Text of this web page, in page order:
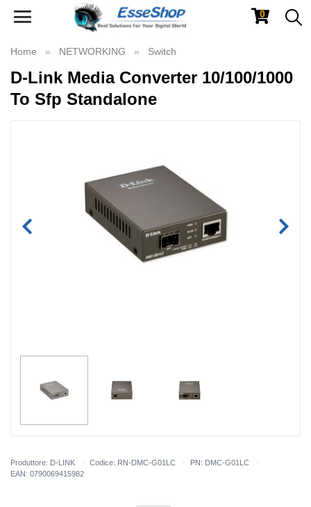
Toggle
0
Home NETWORKING Switch
D-Link Media Converter 10/100/1000
To Sfp Standalone
Produttore: D-LINK Codice: RN-DMC-G01LC
PN: DMC-G01LC
EAN: 0790069415982